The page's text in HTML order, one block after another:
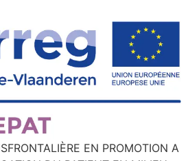
EN PROMOTION A